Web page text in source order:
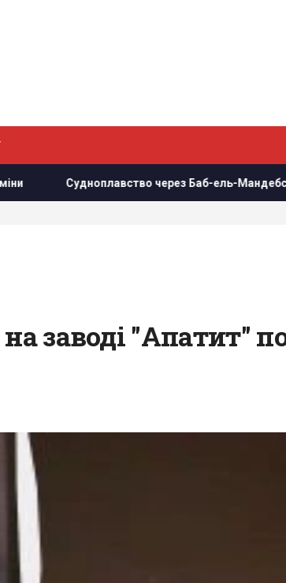
через Баб-ель-Мандебську протоку
заводі "Апатит"